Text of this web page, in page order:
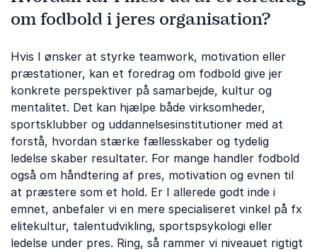
om fodbold i jeres organisation?
Hvis I ønsker at styrke teamwork, motivation eller
præstationer, kan et foredrag om fodbold give jer
konkrete perspektiver på samarbejde, kultur og
mentalitet. Det kan hjælpe både virksomheder,
sportsklubber og uddannelsesinstitutioner med at
forstå, hvordan stærke fællesskaber og tydelig
ledelse skaber resultater. For mange handler fodbold
også om håndtering af pres, motivation og evnen til
at præstere som et hold. Er I allerede godt inde i
emnet, anbefaler vi en mere specialiseret vinkel på fx
elitekultur, talentudvikling, sportspsykologi eller
ledelse under pres. Ring, så rammer vi niveauet rigtigt